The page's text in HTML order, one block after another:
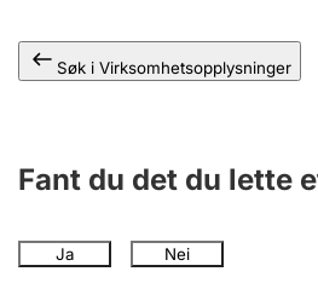
Søk i Virksomhetsopplysninger
Fant du det du lette
Ja Nei